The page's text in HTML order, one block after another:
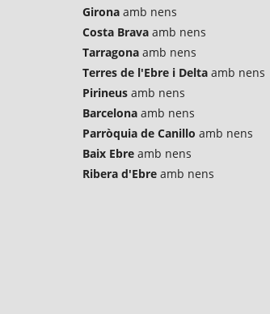
Girona amb nens
Costa Brava amb nens
Tarragona amb nens
Terres de l'Ebre i Delta amb nens
Pirineus amb nens
Barcelona amb nens
Parròquia de Canillo amb nens
Baix Ebre amb nens
Ribera d'Ebre amb nens